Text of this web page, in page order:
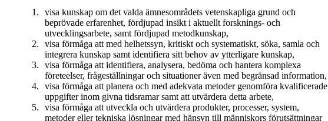
visa kunskap om det valda ämnesområdets vetenskapliga grund och
beprövade erfarenhet, fördjupad insikt i aktuellt forsknings- och
utvecklingsarbete, samt fördjupad metodkunskap,
visa förmåga att med helhetssyn, kritiskt och systematiskt, söka, samla och
integrera kunskap samt identifiera sitt behov av ytterligare kunskap,
visa förmåga att identifiera, analysera, bedöma och hantera komplexa
företeelser, frågeställningar och situationer även med begränsad information,
visa förmåga att planera och med adekvata metoder genomföra kvalificerade
uppgifter inom givna tidsramar samt att utvärdera detta arbete,
visa förmåga att utveckla och utvärdera produkter, processer, system,
metoder eller tekniska lösningar med hänsyn till människors förutsättningar